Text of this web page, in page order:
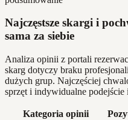
Najczęstsze skargi i
sama za siebie
Analiza opinii z portali
skarg dotyczy braku
dużych grup. Najczęściej
sprzęt i indywidualne podejście
Kategoria opinii